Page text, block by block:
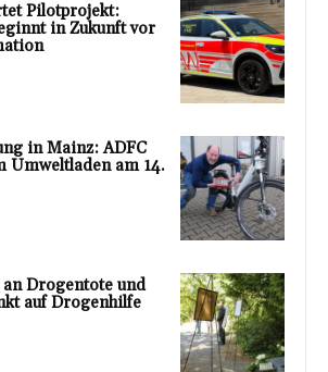
Pilotprojekt:
in Zukunft vor
in Mainz: ADFC
Umweltladen am 14.
Drogentote und
auf Drogenhilfe